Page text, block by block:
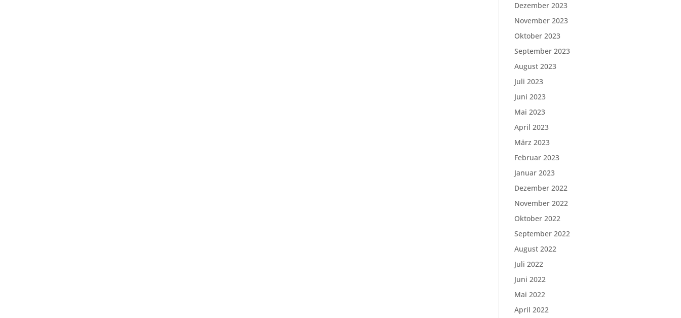
Dezember 2023
November 2023
Oktober 2023
September 2023
August 2023
Juli 2023
Juni 2023
Mai 2023
April 2023
März 2023
Februar 2023
Januar 2023
Dezember 2022
November 2022
Oktober 2022
September 2022
August 2022
Juli 2022
Juni 2022
Mai 2022
April 2022